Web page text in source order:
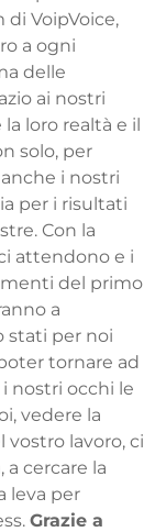
VoipVoice,
a ogni
delle
ai nostri
loro realtà e il
solo, per
i nostri
per i risultati
Con la
attendono e i
del primo
a
stati per noi
tornare ad
nostri occhi le
vedere la
lavoro, ci
cercare la
leva per
Grazie a